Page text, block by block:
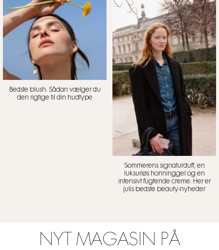
Bedste blush: Sådan vælger du
den rigtige til din hudtype
Sommerens signaturduft, en
luksuriøs honninggel og en
intensivt fugtende creme: Her er
julis bedste beauty-nyheder
NYT MAGASIN PÅ